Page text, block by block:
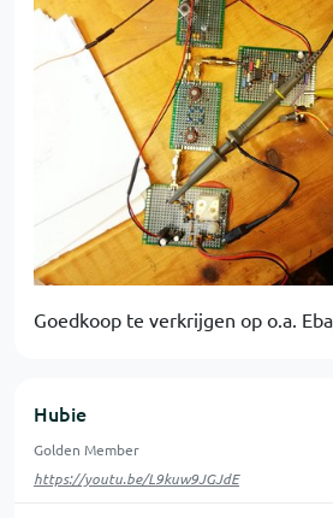
Goedkoop te verkrijgen op o.a.
Hubie
Golden Member
https://youtu.be/L9kuw9JGJdE